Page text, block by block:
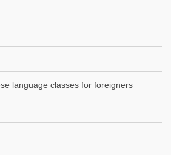
language classes for foreigners